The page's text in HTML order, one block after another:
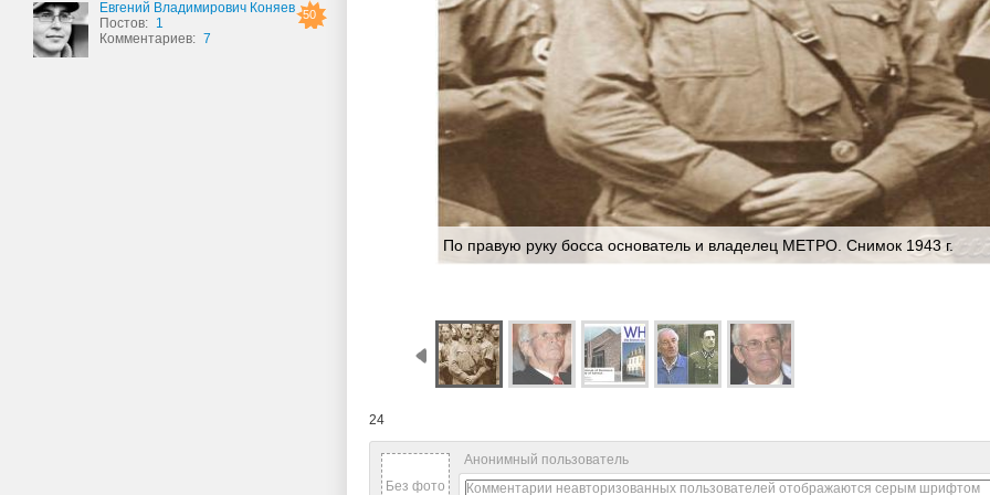
50
Евгений Владимирович Коняев
Постов: 1
Комментариев: 7
По правую руку босса основатель и владелец МЕТРО. Снимок 1943 г.
24
Без фото
Анонимный пользователь